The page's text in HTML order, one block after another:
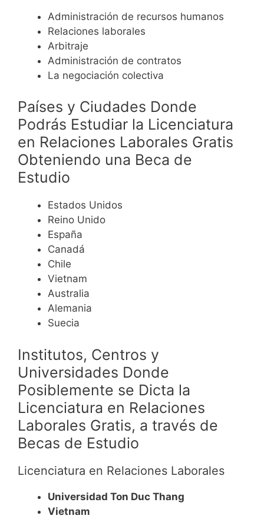
Administración de recursos humanos
Relaciones laborales
Arbitraje
Administración de contratos
La negociación colectiva
Países y Ciudades Donde
Podrás Estudiar la Licenciatura
en Relaciones Laborales Gratis
Obteniendo una Beca de
Estudio
Estados Unidos
Reino Unido
España
Canadá
Chile
Vietnam
Australia
Alemania
Suecia
Institutos, Centros y
Universidades Donde
Posiblemente se Dicta la
Licenciatura en Relaciones
Laborales Gratis, a través de
Becas de Estudio
Licenciatura en Relaciones Laborales
Universidad Ton Duc Thang
Vietnam